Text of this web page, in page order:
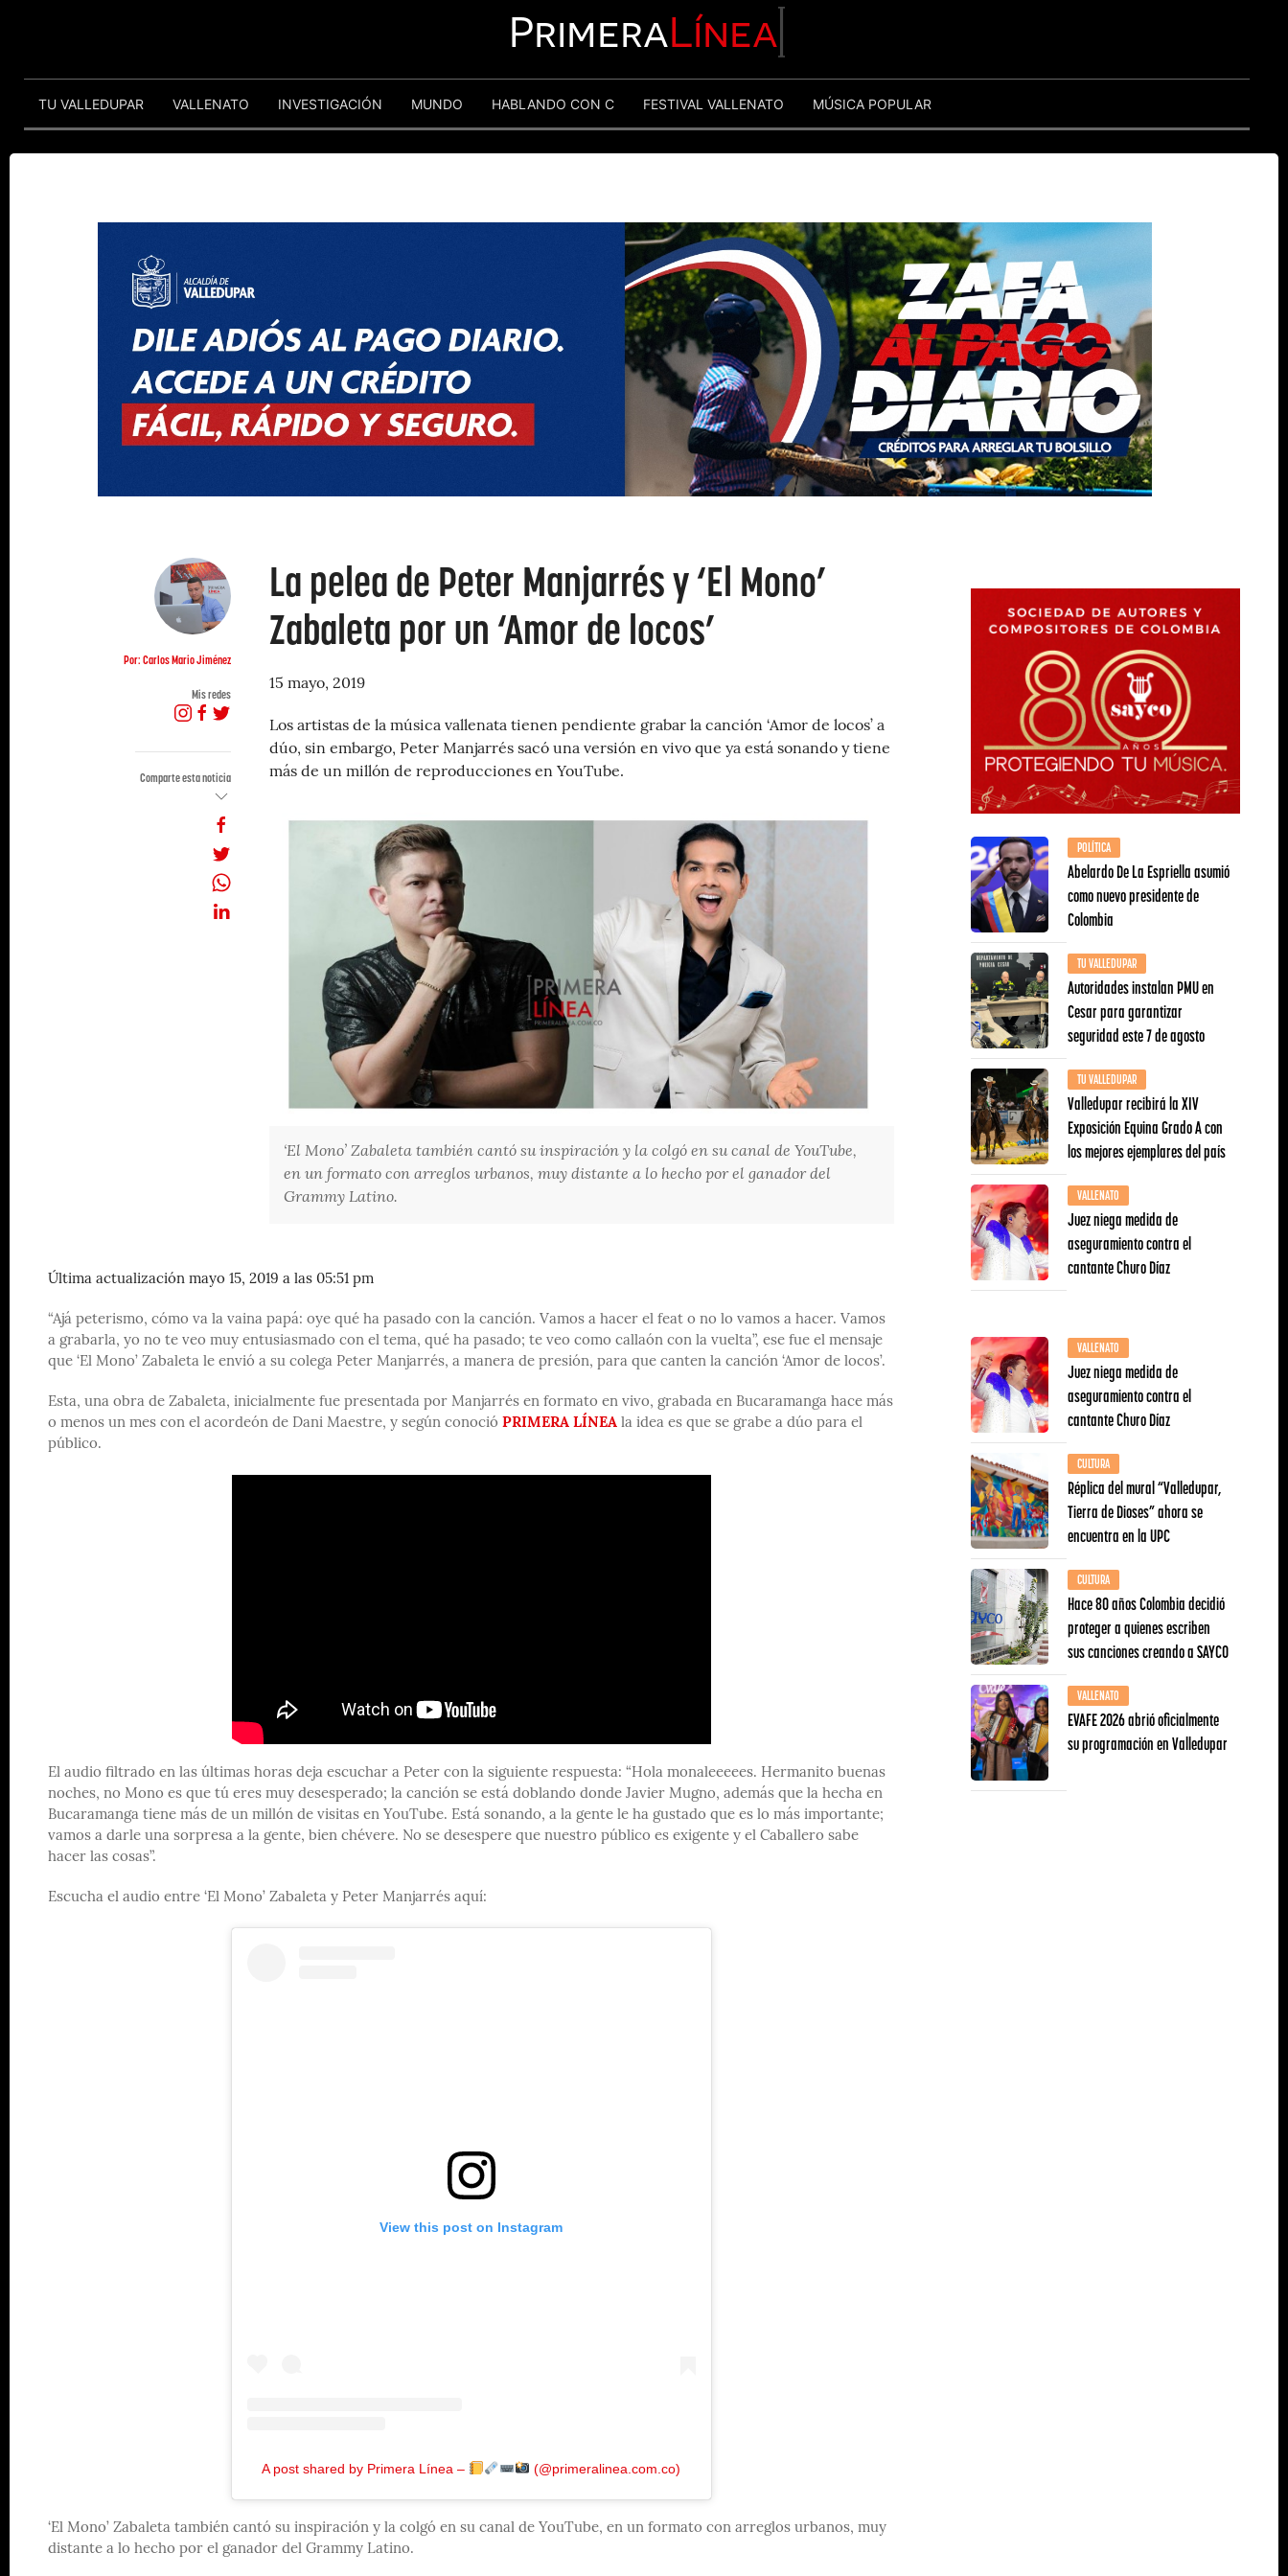
PrimeraLínea
TU VALLEDUPAR VALLENATO INVESTIGACIÓN MUNDO HABLANDO CON C FESTIVAL VALLENATO MÚSICA POPULAR
Por: Carlos Mario Jiménez
Mis redes
Comparte esta noticia
La pelea de Peter Manjarrés y ‘El Mono’
Zabaleta por un ‘Amor de locos’
15 mayo, 2019
Los artistas de la música vallenata tienen pendiente grabar la canción ‘Amor de locos’ a
dúo, sin embargo, Peter Manjarrés sacó una versión en vivo que ya está sonando y tiene
más de un millón de reproducciones en YouTube.
‘El Mono’ Zabaleta también cantó su inspiración y la colgó en su canal de YouTube,
en un formato con arreglos urbanos, muy distante a lo hecho por el ganador del
Grammy Latino.
Última actualización mayo 15, 2019 a las 05:51 pm
“Ajá peterismo, cómo va la vaina papá: oye qué ha pasado con la canción. Vamos a hacer el feat o no lo vamos a hacer. Vamos
a grabarla, yo no te veo muy entusiasmado con el tema, qué ha pasado; te veo como callaón con la vuelta”, ese fue el mensaje
que ‘El Mono’ Zabaleta le envió a su colega Peter Manjarrés, a manera de presión, para que canten la canción ‘Amor de locos’.
Esta, una obra de Zabaleta, inicialmente fue presentada por Manjarrés en formato en vivo, grabada en Bucaramanga hace más
o menos un mes con el acordeón de Dani Maestre, y según conoció PRIMERA LÍNEA la idea es que se grabe a dúo para el
público.
El audio filtrado en las últimas horas deja escuchar a Peter con la siguiente respuesta: “Hola monaleeeees. Hermanito buenas
noches, no Mono es que tú eres muy desesperado; la canción se está doblando donde Javier Mugno, además que la hecha en
Bucaramanga tiene más de un millón de visitas en YouTube. Está sonando, a la gente le ha gustado que es lo más importante;
vamos a darle una sorpresa a la gente, bien chévere. No se desespere que nuestro público es exigente y el Caballero sabe
hacer las cosas”.
Escucha el audio entre ‘El Mono’ Zabaleta y Peter Manjarrés aquí:
View this post on Instagram
A post shared by Primera Línea – (@primeralinea.com.co)
‘El Mono’ Zabaleta también cantó su inspiración y la colgó en su canal de YouTube, en un formato con arreglos urbanos, muy
distante a lo hecho por el ganador del Grammy Latino.
POLÍTICA
Abelardo De La Espriella asumió
como nuevo presidente de
Colombia
TU VALLEDUPAR
Autoridades instalan PMU en
Cesar para garantizar
seguridad este 7 de agosto
TU VALLEDUPAR
Valledupar recibirá la XIV
Exposición Equina Grado A con
los mejores ejemplares del país
VALLENATO
Juez niega medida de
aseguramiento contra el
cantante Churo Díaz
VALLENATO
Juez niega medida de
aseguramiento contra el
cantante Churo Díaz
CULTURA
Réplica del mural “Valledupar,
Tierra de Dioses” ahora se
encuentra en la UPC
CULTURA
Hace 80 años Colombia decidió
proteger a quienes escriben
sus canciones creando a SAYCO
VALLENATO
EVAFE 2026 abrió oficialmente
su programación en Valledupar